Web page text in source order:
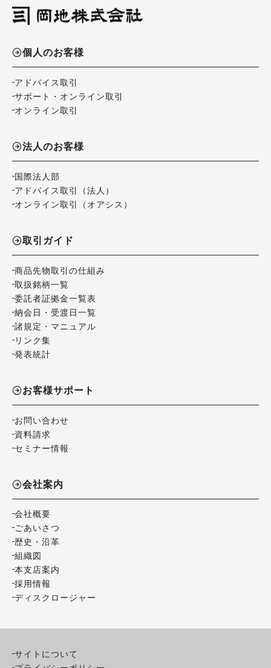
個人のお客様
アドバイス取引
サポート・オンライン取引
オンライン取引
法人のお客様
国際法人部
アドバイス取引（法人）
オンライン取引（オアシス）
取引ガイド
商品先物取引の仕組み
取扱銘柄一覧
委託者証拠金一覧表
納会日・受渡日一覧
諸規定・マニュアル
リンク集
発表統計
お客様サポート
お問い合わせ
資料請求
セミナー情報
会社案内
会社概要
ごあいさつ
歴史・沿革
組織図
本支店案内
採用情報
ディスクロージャー
サイトについて